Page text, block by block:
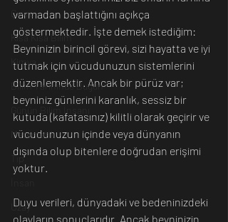
Çevre
Kısa Kısa Bilim
Kimya
Bilim Tarihinde Bugün
Günün Bilim İnsanı
Matematik
Tıp
Uzay
varmadan başlattığını açıkça
göstermektedir. İşte demek istediğim:
Beyninizin birincil görevi, sizi hayatta ve iyi
tutmak için vücudunuzun sistemlerini
düzenlemektir. Ancak bir pürüz var;
beyniniz günlerini karanlık, sessiz bir
kutuda (kafatasınız) kilitli olarak geçirir ve
vücudunuzun içinde veya dünyanın
dışında olup bitenlere doğrudan erişimi
yoktur.
Duyu verileri, dünyadaki ve bedeninizdeki
olayların sonuçlarıdır. Ancak beyninizin